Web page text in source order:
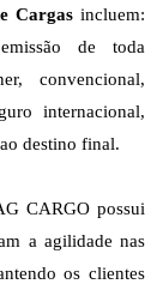
Cargas incluem:
de toda
convencional,
internacional,
destino final.
CARGO possui
a agilidade nas
os clientes